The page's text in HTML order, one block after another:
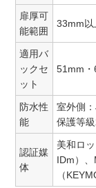
扉厚可
能範囲
33mm
適用バ
ックセ
ット
51mm・
防水性
能
室外側
保護等
認証媒
体
美和ロ
IDm）
（